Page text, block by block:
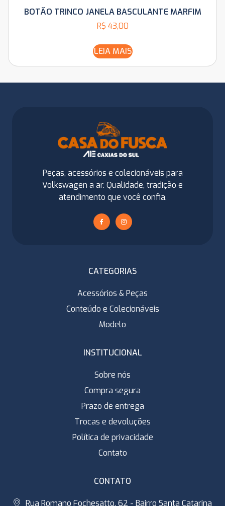
BOTÃO TRINCO JANELA BASCULANTE MARFIM
R$ 43,00
LEIA MAIS
Peças, acessórios e colecionáveis para
Volkswagen a ar. Qualidade, tradição e
atendimento que você confia.
CATEGORIAS
Acessórios & Peças
Conteúdo e Colecionáveis
Modelo
INSTITUCIONAL
Sobre nós
Compra segura
Prazo de entrega
Trocas e devoluções
Política de privacidade
Contato
CONTATO
Rua Romano Fochesatto, 62 - Bairro Santa Catarina